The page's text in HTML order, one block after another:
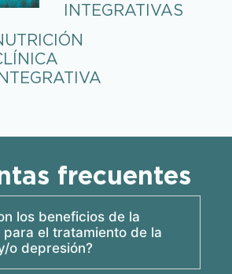
INTEGRATIVAS
frecuentes
los beneficios de la
para el tratamiento de la
o depresión?